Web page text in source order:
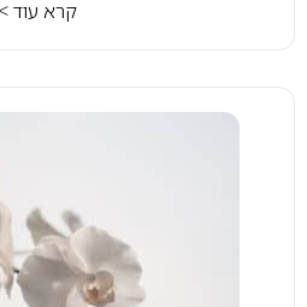
קרא עוד >